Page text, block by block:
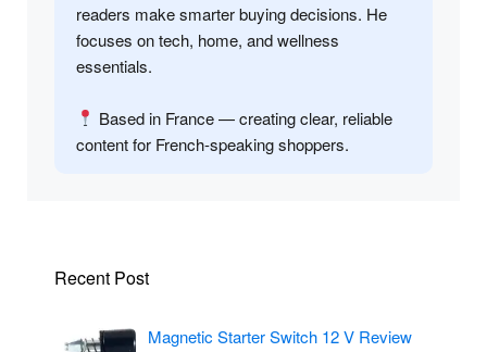
readers make smarter buying decisions. He
focuses on tech, home, and wellness
essentials.
Based in France — creating clear, reliable
content for French-speaking shoppers.
Recent Post
Magnetic Starter Switch 12 V Review